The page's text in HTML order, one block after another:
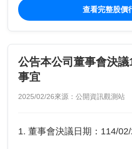
查看完整股價
公告本公司董事會決
事宜
2025/02/26來源：公開資訊觀測站
1. 董事會決議日期：114/